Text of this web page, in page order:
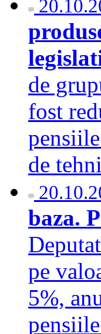
de
fost
de
baza.
pe
5%,